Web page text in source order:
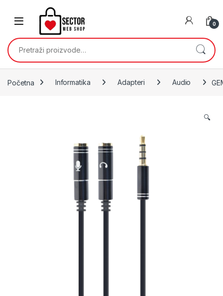
Skip to navigation
0
Pretraži:
Početna Informatika Adapteri Audio
🔍